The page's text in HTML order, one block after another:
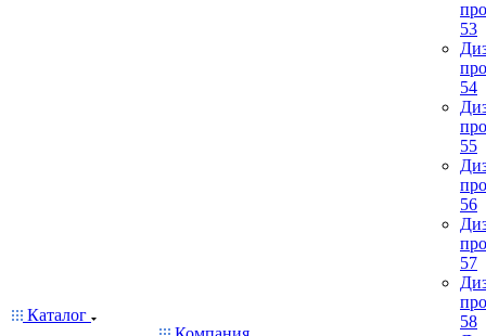
Каталог
53
54
55
56
57
58